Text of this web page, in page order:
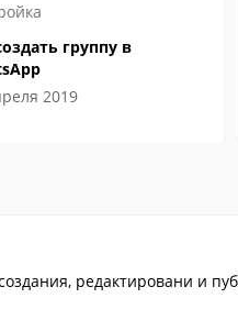
группу в
2019
редактировани и